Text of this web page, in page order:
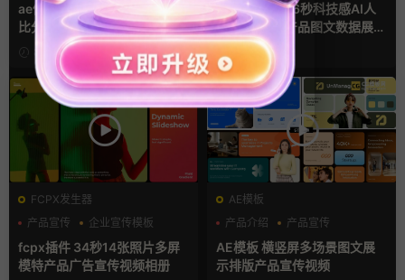
ae体育模板 足球比赛队伍PK
比分牌对决卡片球员介绍宣传
视频AE模板
8小时前
ae片头模板 36秒科技感AI人
工智能SaaS产品图文数据展示
宣传视频AE模板
1天前
FCPX发生器
产品宣传
企业宣传模板
分屏模板
fcpx插件 34秒14张照片多屏
模特产品广告宣传视频相册
AE模板
产品介绍
产品宣传
产品展示
AE模板 横竖屏多场景图文展
示排版产品宣传视频